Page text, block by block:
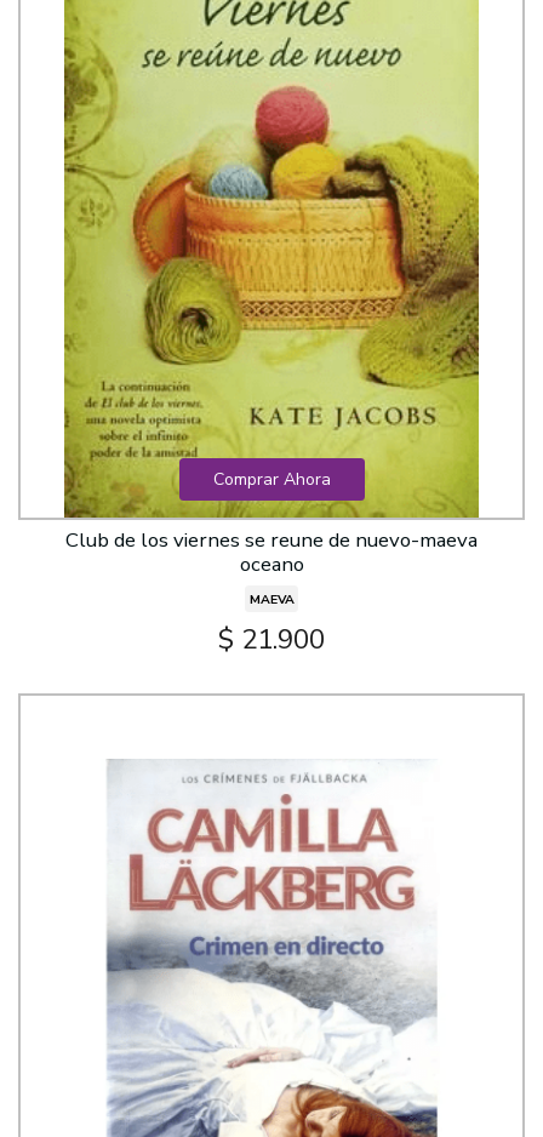
Comprar Ahora
Club de los viernes se reune de nuevo-maeva
oceano
MAEVA
$ 21.900